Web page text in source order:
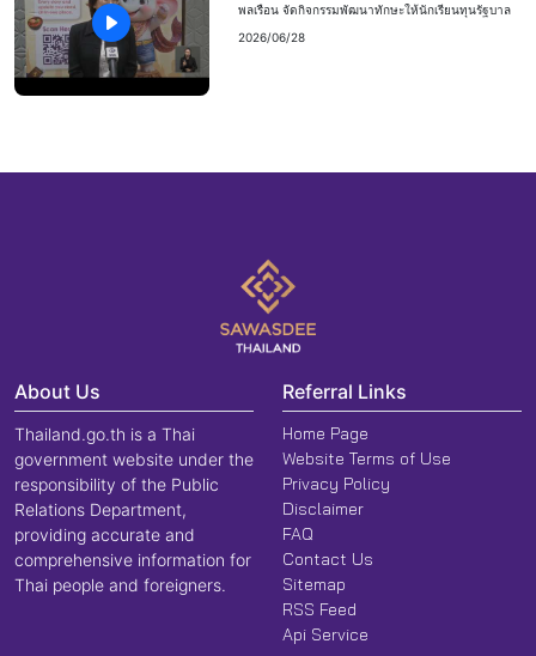
พลเรือน จัดกิจกรรมพัฒนาทักษะให้นักเรียนทุนรัฐบาล
2026/06/28
About Us
Thailand.go.th is a Thai
government website under the
responsibility of the Public
Relations Department,
providing accurate and
comprehensive information for
Thai people and foreigners.
Referral Links
Home Page
Website Terms of Use
Privacy Policy
Disclaimer
FAQ
Contact Us
Sitemap
RSS Feed
Api Service